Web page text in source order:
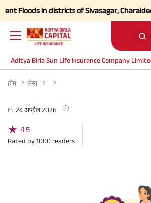
in districts of Sivasagar, Charaideo,
Aditya Birla Sun Life Insurance Company
होम लेख
24 अप्रैल 2026
★ 4.5
Rated by1000 readers